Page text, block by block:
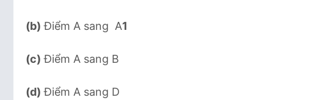
(b) Điểm A sang A1
(c) Điểm A sang B
(d) Điểm A sang D